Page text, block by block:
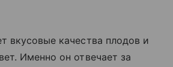
вкусовые качества плодов и
Именно он отвечает за